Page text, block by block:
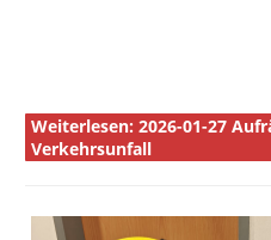
Weiterlesen: 2026-01-27
Verkehrsunfall